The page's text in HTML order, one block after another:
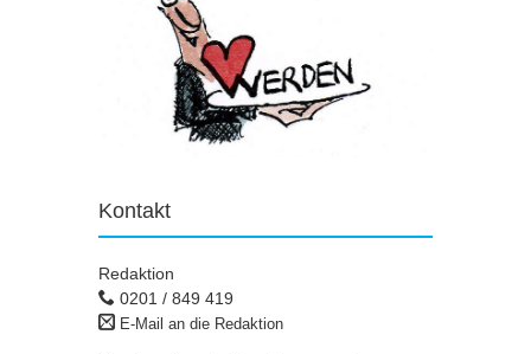
Kontakt
Redaktion
0201 / 849 419
E-Mail an die Redaktion